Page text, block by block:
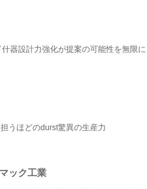
器設計力強化が提案の可能性を無限に
うほどのdurst驚異の生産力
ック工業